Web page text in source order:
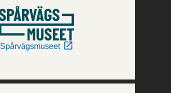
Spårvägsmuseet